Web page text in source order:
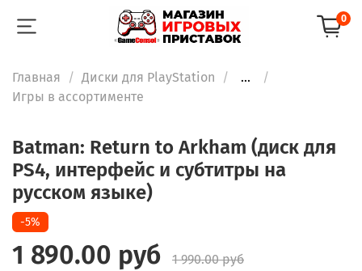
0
Главная Диски для PlayStation
...
Игры в ассортименте
Batman: Return to Arkham (диск для
PS4, интерфейс и субтитры на
русском языке)
-5%
1 890.00 руб 1 990.00 руб